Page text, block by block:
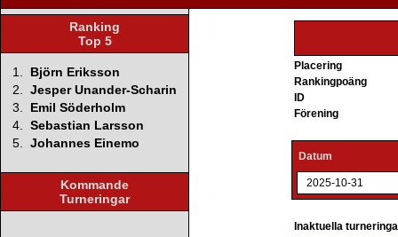
Ranking
Top 5
1.
Björn Eriksson
2. Jesper Unander-Scharin
3.
Emil Söderholm
4. Sebastian Larsson
5. Johannes Einemo
Kommande
Turneringar
Placering
Rankingpoäng
ID
Förening
Datum
2025-10-31
Inaktuella